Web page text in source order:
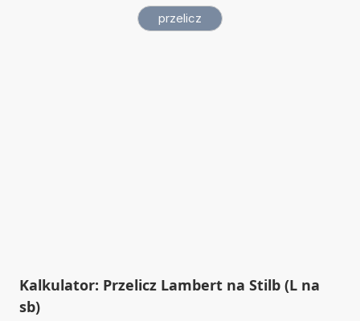
Kalkulator: Przelicz Lambert na Stilb (L na
sb)